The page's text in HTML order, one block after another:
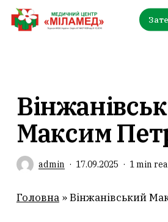
Skip
Максим
admin 17.09.2025 1 min
Головна»Вінжанівський